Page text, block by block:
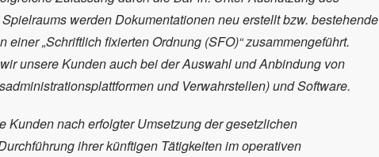
werden Dokumentationen neu erstellt bzw. bestehende
einer „Schriftlich fixierten Ordnung (SFO)“ zusammengeführt.
unsere Kunden auch bei der Auswahl und Anbindung von
und Verwahrstellen) und Software.
Kunden nach erfolgter Umsetzung der gesetzlichen
ihrer künftigen Tätigkeiten im operativen